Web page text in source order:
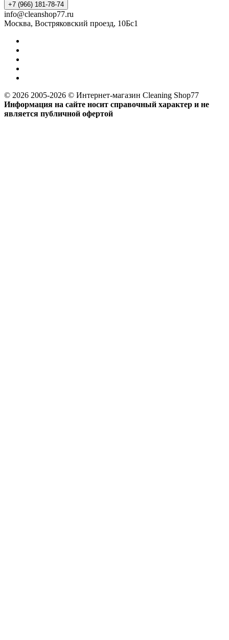
+7 (966) 181-78-74
info@cleanshop77.ru
Москва, Востряковский проезд, 10Бс1
© 2026 2005-2026 © Интернет-магазин Cleaning Shop77
Информация на сайте носит справочный характер и не
является публичной офертой